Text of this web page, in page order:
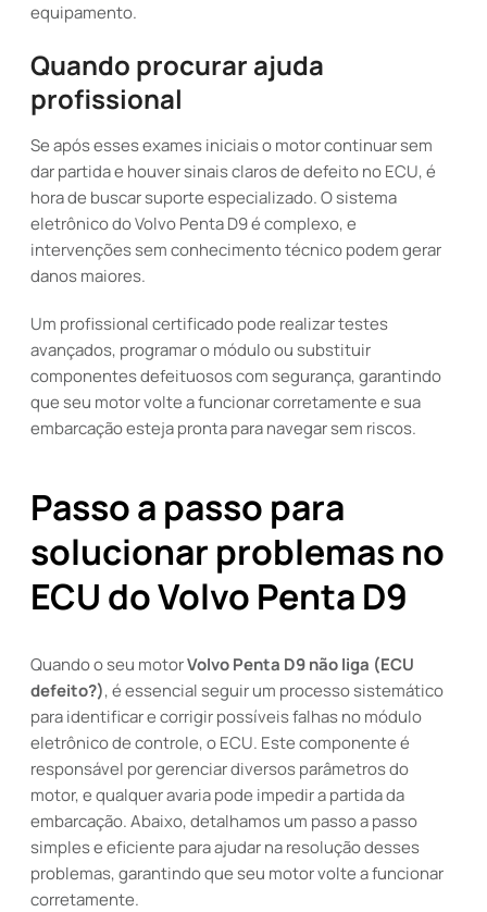
equipamento.
Quando procurar ajuda
profissional
Se após esses exames iniciais o motor continuar sem
dar partida e houver sinais claros de defeito no ECU, é
hora de buscar suporte especializado. O sistema
eletrônico do Volvo Penta D9 é complexo, e
intervenções sem conhecimento técnico podem gerar
danos maiores.
Um profissional certificado pode realizar testes
avançados, programar o módulo ou substituir
componentes defeituosos com segurança, garantindo
que seu motor volte a funcionar corretamente e sua
embarcação esteja pronta para navegar sem riscos.
Passo a passo para
solucionar problemas no
ECU do Volvo Penta D9
Quando o seu motorVolvo Penta D9 não liga (ECU
defeito?), é essencial seguir um processo sistemático
para identificar e corrigir possíveis falhas no módulo
eletrônico de controle, o ECU. Este componente é
responsável por gerenciar diversos parâmetros do
motor, e qualquer avaria pode impedir a partida da
embarcação. Abaixo, detalhamos um passo a passo
simples e eficiente para ajudar na resolução desses
problemas, garantindo que seu motor volte a funcionar
corretamente.